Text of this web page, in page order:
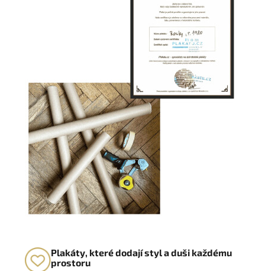
Plakáty, které dodají styl a duši každému
prostoru